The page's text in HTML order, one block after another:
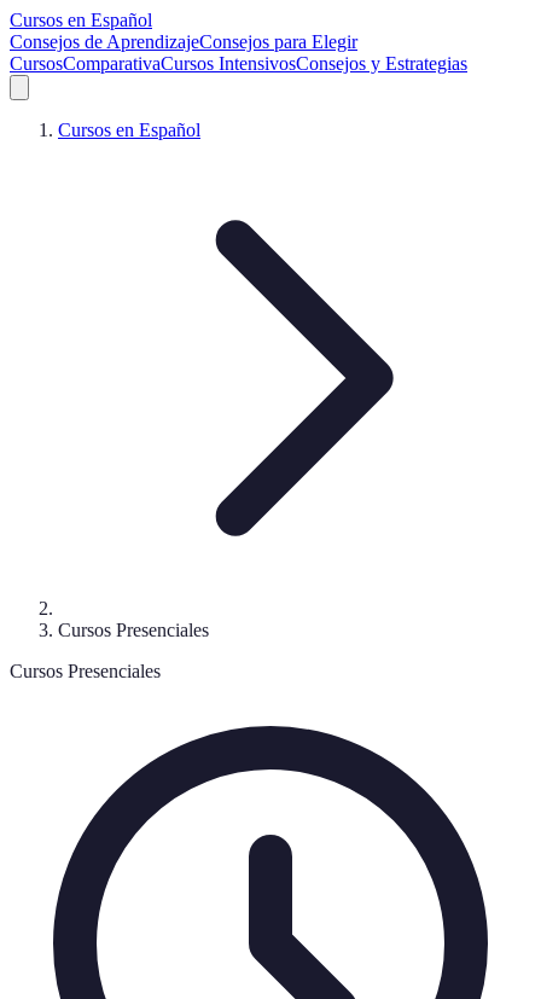
Cursos en Español
Consejos de AprendizajeConsejos para Elegir
CursosComparativaCursos IntensivosConsejos y Estrategias
Cursos en Español
Cursos Presenciales
Cursos Presenciales